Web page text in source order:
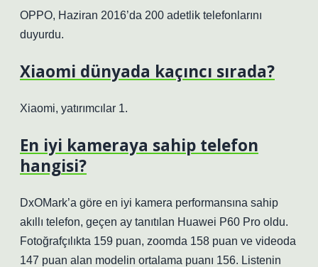
OPPO, Haziran 2016’da 200 adetlik telefonlarını
duyurdu.
Xiaomi dünyada kaçıncı sırada?
Xiaomi, yatırımcılar 1.
En iyi kameraya sahip telefon
hangisi?
DxOMark’a göre en iyi kamera performansına sahip
akıllı telefon, geçen ay tanıtılan Huawei P60 Pro oldu.
Fotoğrafçılıkta 159 puan, zoomda 158 puan ve videoda
147 puan alan modelin ortalama puanı 156. Listenin